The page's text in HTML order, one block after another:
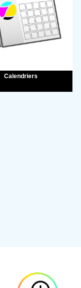
Calendriers